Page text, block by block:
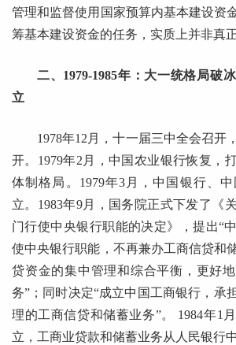
管理和监督使用国家预算内基本建设资
筹基本建设资金的任务，实质上并非真
二、1979-1985年：大一统格局破
立
1978年12月，十一届三中全会召开
开。1979年2月，中国农业银行恢复，
体制格局。1979年3月，中国银行、
立。1983年9月，国务院正式下发了《
门行使中央银行职能的决定》，提出“
使中央银行职能，不再兼办工商信贷和
贷资金的集中管理和综合平衡，更好
务”；同时决定“成立中国工商银行，承
理的工商信贷和储蓄业务”。 1984年1
立，工商业贷款和储蓄业务从人民银行